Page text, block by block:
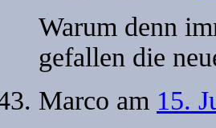
Warum denn
gefallen die
Marco am 15.